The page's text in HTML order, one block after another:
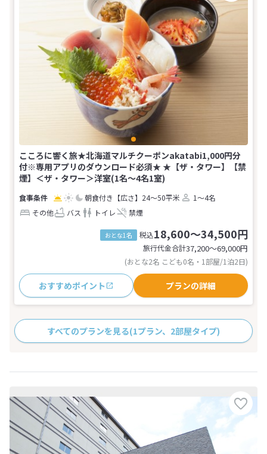
こころに響く旅★北海道マルチクーポンakatabi1,000円分
付※専用アプリのダウンロード必須★ ★【ザ・タワー】【禁
煙】＜ザ・タワー＞洋室(1名～4名1室)
朝食付き 【広さ】24～50平米
1～4名
その他
バス トイレ 禁煙
おとな1名 税込18,600～34,500円
旅行代金合計37,200〜69,000円
(おとな2名 こども0名・1部屋/1泊2日)
おすすめポイント プランの詳細
すべてのプランを見る(1プラン、2部屋タイプ)